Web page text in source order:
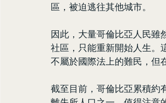
區，被迫逃往其他城市。
因此，大量哥倫比亞人民雖
社區，只能重新開始人生。
不屬於國際法上的難民，但
截至目前，哥倫比亞累積約